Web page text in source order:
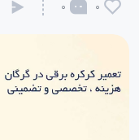
0
0